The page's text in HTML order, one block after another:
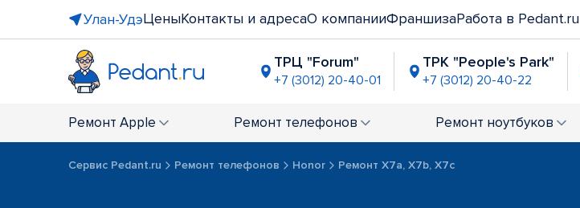
Улан-УдэЦеныКонтакты и адресаО компанииФраншизаРабота в Pedant.ru
ТРЦ "Forum"
+7 (3012) 20-40-01
ТРК "People's Park"
+7 (3012) 20-40-22
Ремонт Apple Ремонт телефонов Ремонт ноутбуков
Сервис Pedant.ru Ремонт телефонов Honor Ремонт X7a, X7b, X7c